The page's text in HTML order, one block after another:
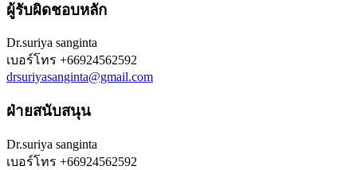
ผู้รับผิดชอบหลัก
Dr.suriya sanginta
เบอร์โทร +66924562592
drsuriyasanginta@gmail.com
ฝ่ายสนับสนุน
Dr.suriya sanginta
เบอร์โทร +66924562592